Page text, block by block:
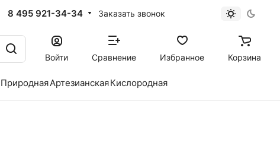
8 495 921-34-34 Заказать звонок
Войти Сравнение Избранное Корзина
ПрироднаяАртезианскаяКислородная